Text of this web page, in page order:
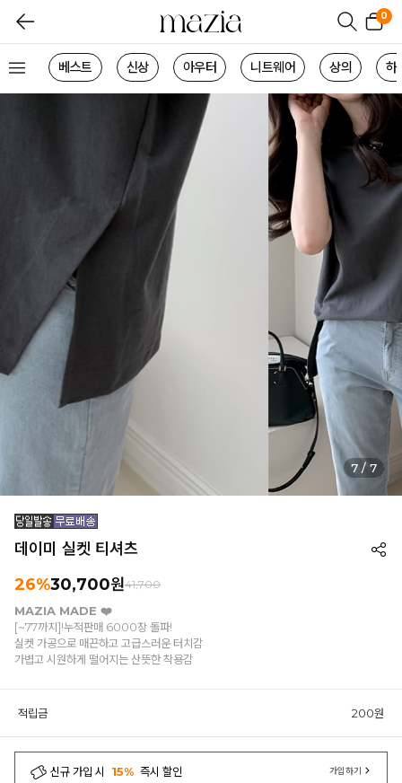
0
베스트 신상 아우터 니트웨어 상의 하
7 / 7
데이미 실켓 티셔츠
26%30,700원41,700
MAZIA MADE ❤️
[~77까지]!누적판매 6000장 돌파!
실켓 가공으로 매끈하고 고급스러운 터치감
가볍고 시원하게 떨어지는 산뜻한 착용감
적립금 200원
신규 가입 시 15% 즉시 할인 가입하기